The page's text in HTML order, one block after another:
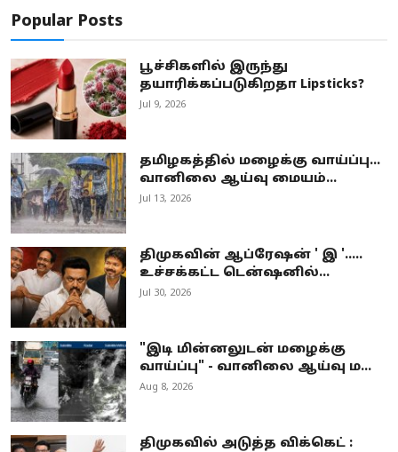
Popular Posts
பூச்சிகளில் இருந்து
தயாரிக்கப்படுகிறதா Lipsticks?
Jul 9, 2026
தமிழகத்தில் மழைக்கு வாய்ப்பு...
வானிலை ஆய்வு மையம்...
Jul 13, 2026
திமுகவின் ஆப்ரேஷன் ' இ '.....
உச்சக்கட்ட டென்ஷனில்...
Jul 30, 2026
"இடி மின்னலுடன் மழைக்கு
வாய்ப்பு" - வானிலை ஆய்வு ம...
Aug 8, 2026
திமுகவில் அடுத்த விக்கெட் :